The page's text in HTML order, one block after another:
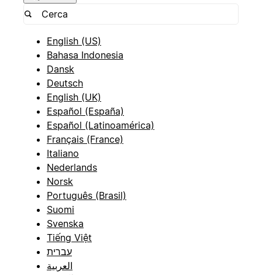
English (US)
Bahasa Indonesia
Dansk
Deutsch
English (UK)
Español (España)
Español (Latinoamérica)
Français (France)
Italiano
Nederlands
Norsk
Português (Brasil)
Suomi
Svenska
Tiếng Việt
עברית
العربية